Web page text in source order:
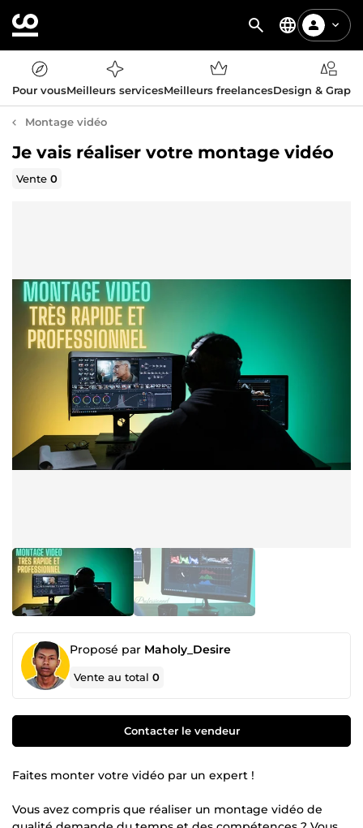
Pour vousMeilleurs servicesMeilleurs freelancesDesign &
Montage vidéo
Je vais réaliser votre montage vidéo
Vente0
Proposé par Maholy_Desire
Vente au total0
Contacter le vendeur
Faites monter votre vidéo par un expert !
Vous avez compris que réaliser un montage vidéo de